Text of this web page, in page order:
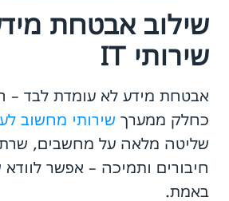
שילוב אבטחת
שירותי IT
אבטחת מידע לא עומדת לבד –
כחלק ממערך שירותי מחשוב
שליטה מלאה על מחשבים,
חיבורים ותמיכה – אפשר לוודא
באמת.